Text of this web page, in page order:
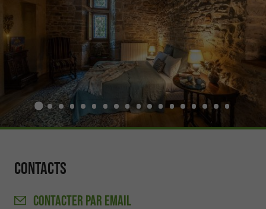
Contacts
CONTACTER PAR EMAIL